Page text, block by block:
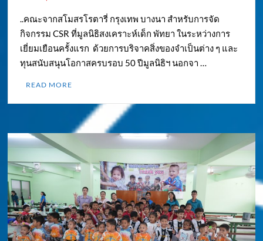
..คณะจากสโมสรโรตารี่ กรุงเทพ บางนา สำหรับการจัด
กิจกรรม CSR ที่มูลนิธิสงเคราะห์เด็ก พัทยา ในระหว่างการ
เยี่ยมเยือนครั้งแรก ด้วยการบริจาคสิ่งของจำเป็นต่าง ๆ และ
ทุนสนับสนุนโอกาสครบรอบ 50 ปีมูลนิธิฯ นอกจา …
READ MORE